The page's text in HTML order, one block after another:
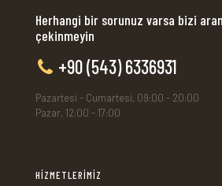
Herhangi bir sorunuz varsa bizi
çekinmeyin
+90 (543) 6336931
Pazartesi - Cumartesi, 09:00 - 20:00
Pazar, 12:00 - 17:00
HİZMETLERİMİZ